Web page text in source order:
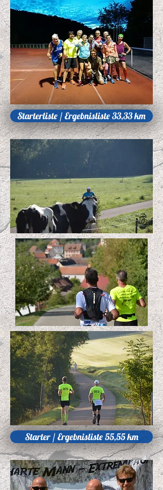
Starterliste / Ergebnisliste 33,33 km
Starter / Ergebnisliste 55,55 km